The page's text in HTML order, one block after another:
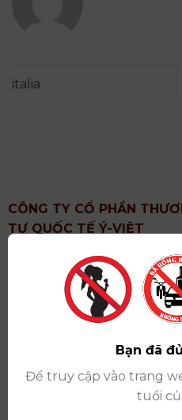
italia
CÔNG TY CỔ PHẦN
TƯ QUỐC TẾ Ý-VIỆT
: Khu 6, Xã Hoài
Showroom: Số 09 Phố
Thành Phố Hà Nội
Giấy ĐKKD số:
Phố Hà Nội cấp lần đầu
thay đổi lần thứ 17 ngày 06/
Giấy phép Phân Phối
Công Thương cấp ngày 14/
Bạn đã
Để truy cập vào trang
tuổi